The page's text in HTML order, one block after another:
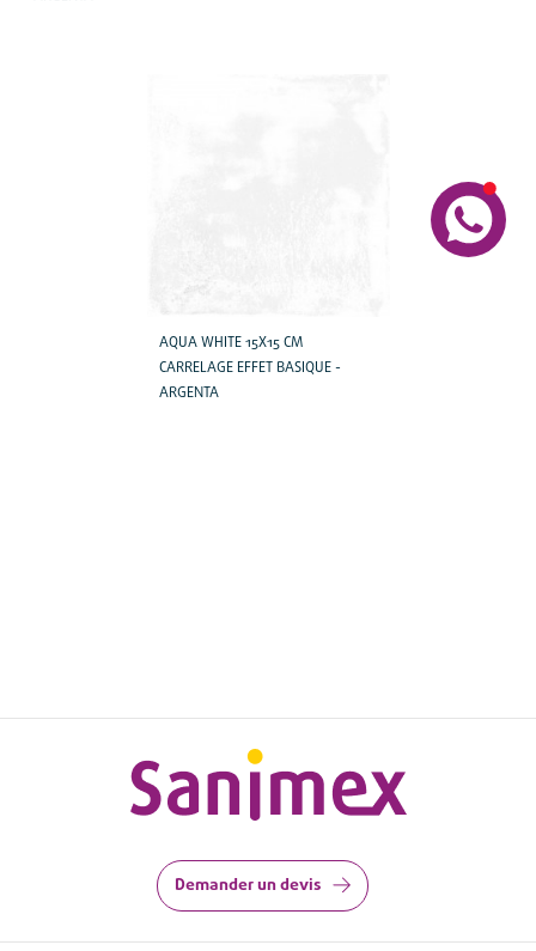
AQUA WHITE 15X15 CM
CARRELAGE EFFET BASIQUE -
ARGENTA
Demander un devis